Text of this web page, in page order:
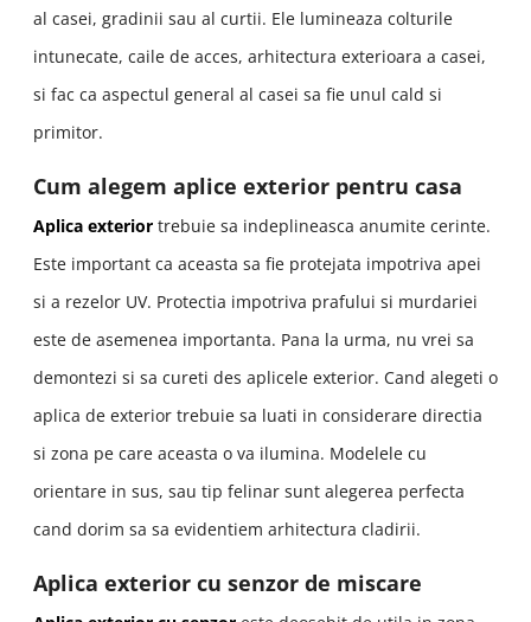
al casei, gradinii sau al curtii. Ele lumineaza colturile
intunecate, caile de acces, arhitectura exterioara a casei,
si fac ca aspectul general al casei sa fie unul cald si
primitor.
Cum alegem aplice exterior pentru casa
Aplica exterior trebuie sa indeplineasca anumite cerinte.
Este important ca aceasta sa fie protejata impotriva apei
si a rezelor UV. Protectia impotriva prafului si murdariei
este de asemenea importanta. Pana la urma, nu vrei sa
demontezi si sa cureti des aplicele exterior. Cand alegeti o
aplica de exterior trebuie sa luati in considerare directia
si zona pe care aceasta o va ilumina. Modelele cu
orientare in sus, sau tip felinar sunt alegerea perfecta
cand dorim sa sa evidentiem arhitectura cladirii.
Aplica exterior cu senzor de miscare